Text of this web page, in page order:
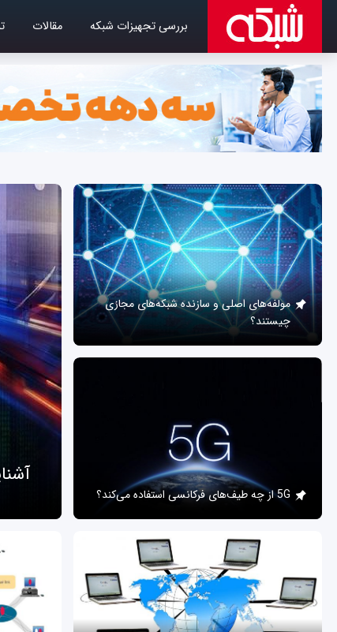
بررسی تجهیزات شبکه مقالات
مولفه‌های اصلی و سازنده شبکه‌های مجازی
چیستند؟
5G از چه طیف‌های فرکانسی استفاده می‌کند؟